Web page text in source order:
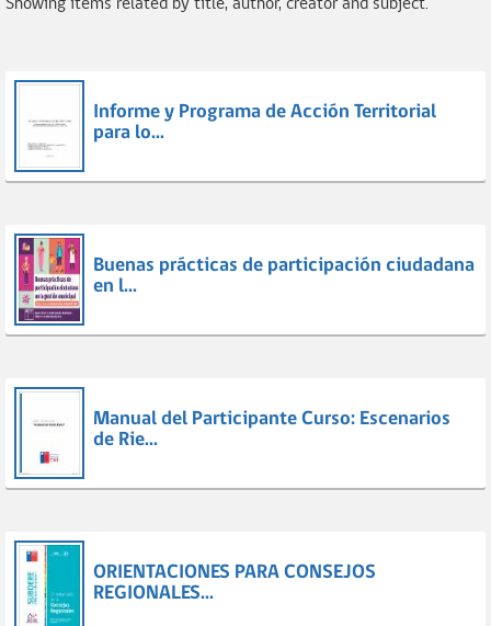
Showing items related by title, author, creator and subject.
Informe y Programa de Acción Territorial
para lo...
Buenas prácticas de participación ciudadana
en l...
Manual del Participante Curso: Escenarios
de Rie...
ORIENTACIONES PARA CONSEJOS
REGIONALES...